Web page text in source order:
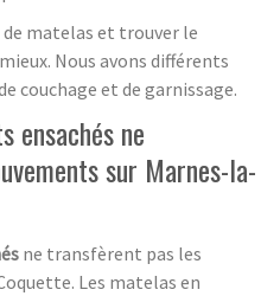
de matelas et trouver le
Nous avons différents
couchage et de garnissage.
ensachés ne
sur Marnes-la-
ne transfèrent pas les
Les matelas en